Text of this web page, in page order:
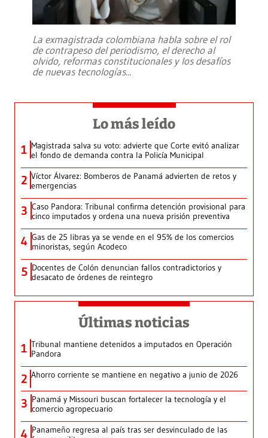
La exmagistrada colombiana habla sobre el rol
de contrapeso del periodismo, el derecho al
olvido, reformas constitucionales y los desafíos
de nuevas tecnologías...
Lo más leído
1 Magistrada salva su voto: advierte que Corte evitó analizar
el fondo de demanda contra la Policía Municipal
2 Víctor Álvarez: Bomberos de Panamá advierten de retos y
emergencias
3 Caso Pandora: Tribunal confirma detención provisional para
cinco imputados y ordena una nueva prisión preventiva
4 Gas de 25 libras ya se vende en el 95% de los comercios
minoristas, según Acodeco
5 Docentes de Colón denuncian fallos contradictorios y
desacato de órdenes de reintegro
Últimas noticias
1 Tribunal mantiene detenidos a imputados en Operación
Pandora
2 Ahorro corriente se mantiene en negativo a junio de 2026
3 Panamá y Missouri buscan fortalecer la tecnología y el
comercio agropecuario
4 Panameño regresa al país tras ser desvinculado de las